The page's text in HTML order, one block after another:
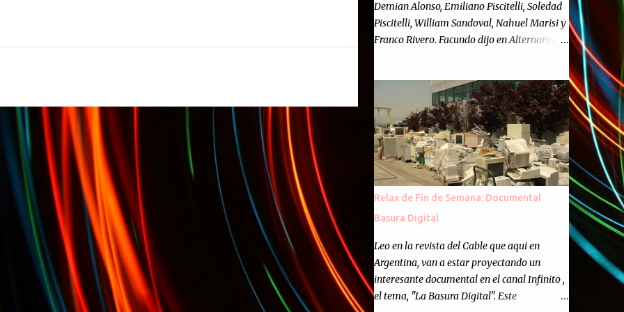
Demian Alonso, Emiliano Piscitelli, Soledad
Piscitelli, William Sandoval, Nahuel Marisi y
Franco Rivero. Facundo dijo en Alternaria :
Cincuenta ocasiones para ponernos en
contacto con ustedes y contarles las noticias
de tecnología más importantes, desde
nuestra propia óptica: un punto de vista
independiente e informal.Para festejarlo, se
nos ocurrió que estemos todos juntos; y
cuando digo "todos" me refiero a toda la
semanario como panelista, y a ustedes. Por
eso se nos ocurrió la idea de emitir video en
vivo. La tarea no fué facil, hubo que
coordinar horarios, preparar el estudio,
configurar muchos programejos y hacer
Relax de Fin de Semana: Documental
Basura Digital
Leo en la revista del Cable que aqui en
Argentina, van a estar proyectando un
interesante documental en el canal Infinito ,
el tema, "La Basura Digital". Este